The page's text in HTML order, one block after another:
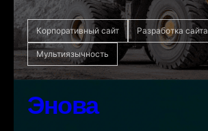
Корпоративный сайт Разработка сайта
Мультиязычность
Энова